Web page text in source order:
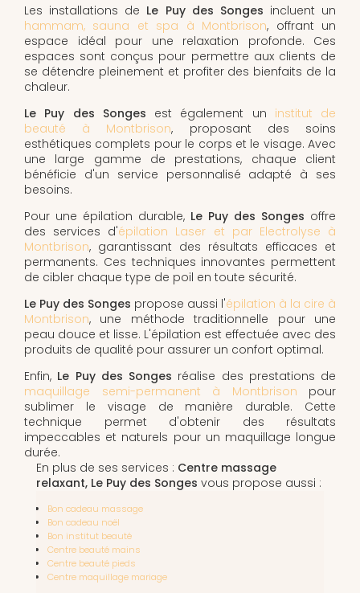
Les installations de Le Puy des Songes incluent un
hammam, sauna et spa à Montbrison, offrant un
espace idéal pour une relaxation profonde. Ces
espaces sont conçus pour permettre aux clients de
se détendre pleinement et profiter des bienfaits de la
chaleur.
Le Puy des Songes est également un institut de
beauté à Montbrison, proposant des soins
esthétiques complets pour le corps et le visage. Avec
une large gamme de prestations, chaque client
bénéficie d'un service personnalisé adapté à ses
besoins.
Pour une épilation durable, Le Puy des Songes offre
des services d'épilation Laser et par Electrolyse à
Montbrison, garantissant des résultats efficaces et
permanents. Ces techniques innovantes permettent
de cibler chaque type de poil en toute sécurité.
Le Puy des Songes propose aussi l'épilation à la cire à
Montbrison, une méthode traditionnelle pour une
peau douce et lisse. L'épilation est effectuée avec des
produits de qualité pour assurer un confort optimal.
Enfin, Le Puy des Songes réalise des prestations de
maquillage semi-permanent à Montbrison pour
sublimer le visage de manière durable. Cette
technique permet d'obtenir des résultats
impeccables et naturels pour un maquillage longue
durée.
En plus de ses services : Centre massage
relaxant, Le Puy des Songes vous propose aussi :
Bon cadeau massage
Bon cadeau noël
Bon institut beauté
Centre beauté mains
Centre beauté pieds
Centre maquillage mariage